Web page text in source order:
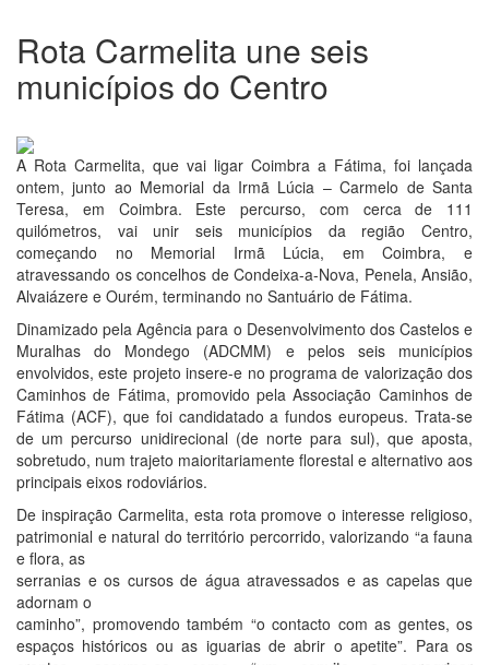
Rota Carmelita une seis
municípios do Centro
A Rota Carmelita, que vai ligar Coimbra a Fátima, foi lançada
ontem, junto ao Memorial da Irmã Lúcia – Carmelo de Santa
Teresa, em Coimbra. Este percurso, com cerca de 111
quilómetros, vai unir seis municípios da região Centro,
começando no Memorial Irmã Lúcia, em Coimbra, e
atravessando os concelhos de Condeixa-a-Nova, Penela, Ansião,
Alvaiázere e Ourém, terminando no Santuário de Fátima.
Dinamizado pela Agência para o Desenvolvimento dos Castelos e
Muralhas do Mondego (ADCMM) e pelos seis municípios
envolvidos, este projeto insere-e no programa de valorização dos
Caminhos de Fátima, promovido pela Associação Caminhos de
Fátima (ACF), que foi candidatado a fundos europeus. Trata-se
de um percurso unidirecional (de norte para sul), que aposta,
sobretudo, num trajeto maioritariamente florestal e alternativo aos
principais eixos rodoviários.
De inspiração Carmelita, esta rota promove o interesse religioso,
patrimonial e natural do território percorrido, valorizando “a fauna
e flora, as
serranias e os cursos de água atravessados e as capelas que
adornam o
caminho”, promovendo também “o contacto com as gentes, os
espaços históricos ou as iguarias de abrir o apetite”. Para os